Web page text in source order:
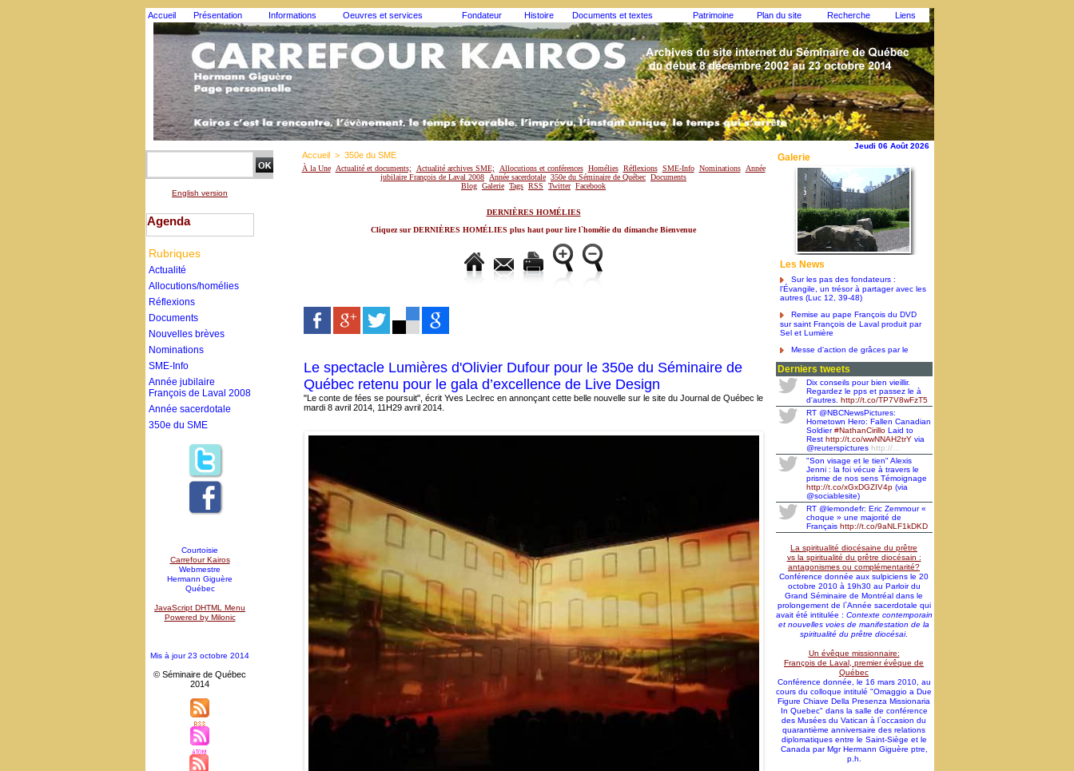
Accueil Présentation Informations Oeuvres et services Fondateur Histoire Documents et textes Patrimoine Plan du site Recherche Liens
Jeudi 06 Août 2026
English version
Agenda
Rubriques
Actualité
Allocutions/homélies
Réflexions
Documents
Nouvelles brèves
Nominations
SME-Info
Année jubilaire
François de Laval 2008
Année sacerdotale
350e du SME
Courtoisie
Carrefour Kairos
Webmestre
Hermann Giguère
Québec
JavaScript DHTML Menu
Powered by Milonic
Mis à jour 23 octobre 2014
© Séminaire de Québec
2014
Accueil > 350e du SME
À la Une Actualité et documents; Actualité archives SME; Allocutions et conférences Homélies Réflexions SME-Info Nominations
Année
jubilaire François de Laval 2008
Année sacerdotale 350e du Séminaire de Québec Documents
Blog Galerie Tags RSS Twitter Facebook
DERNIÈRES HOMÉLIES
Cliquez sur DERNIÈRES HOMÉLIES plus haut pour lire l`homélie du dimanche Bienvenue
Le spectacle Lumières d'Olivier Dufour pour le 350e du Séminaire de
Québec retenu pour le gala d’excellence de Live Design
"Le conte de fées se poursuit", écrit Yves Leclrec en annonçant cette belle nouvelle sur le site du Journal de Québec le
mardi 8 avril 2014, 11H29 avril 2014.
Galerie
Les News
Sur les pas des fondateurs :
l’Évangile, un trésor à partager avec les
autres (Luc 12, 39-48)
Remise au pape François du DVD
sur saint François de Laval produit par
Sel et Lumière
pape François pour la canonisation de
de l'Incarnation
Remise des statuts canoniques à la
Faculté de théologie et de sciences
religieuses de l'Université Laval
Un lancement bienvenu: un DVD sur
saint François de Laval produit par la
télévision Sel et Lumière
Nomination pour l'abbé Jimmy
Rodrigue, membre auxiliaire de la
communauté des prêtres du Séminaire
de Québec
Toujours en renouveau... - Bulletin
d'information SME-Info Vol. 41 n. 3,
sepembre 2014
Décès de monsieur l'abbé Claude
communauté des prêtres du Séminaire
de Québec
Derniers tweets
Dix conseils pour bien vieillir.
Regardez le pps et passez le à
d'autres. http://t.co/TP7V8wFzT5
RT @NBCNewsPictures:
Hometown Hero: Fallen Canadian
Soldier#NathanCirilloLaid to
Rest http://t.co/wwNNAH2trYvia
@reuterspictures http://…
"Son visage et le tien" Alexis
Jenni : la foi vécue à travers le
prisme de nos sens Témoignage
http://t.co/xGxDGZIV4p(via
@sociablesite)
RT @lemondefr: Eric Zemmour «
choque » une majorité de
Français http://t.co/9aNLF1kDKD
La spiritualité diocésaine du prêtre
vs la spiritualité du prêtre diocésain :
antagonismes ou complémentarité?
Conférence donnée aux sulpiciens le 20
octobre 2010 à 19h30 au Parloir du
Grand Séminaire de Montréal dans le
prolongement de l`Année sacerdotale qui
avait été intitulée : Contexte contemporain
et nouvelles voies de manifestation de la
spiritualité du prêtre diocésai.
Un évêque missionnaire:
François de Laval, premier évêque de
Québec
Conférence donnée, le 16 mars 2010, au
cours du colloque intitulé "Omaggio a Due
Figure Chiave Della Presenza Missionaria
In Quebec" dans la salle de conférence
des Musées du Vatican à l`occasion du
quarantième anniversaire des relations
diplomatiques entre le Saint-Siège et le
Canada par Mgr Hermann Giguère ptre,
p.h.